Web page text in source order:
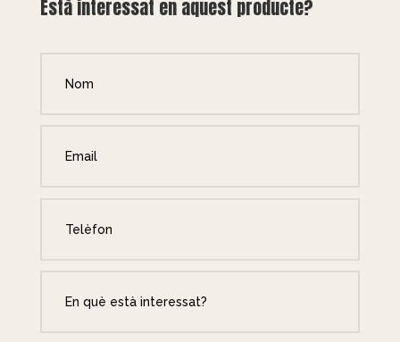
Està interessat en aquest producte?